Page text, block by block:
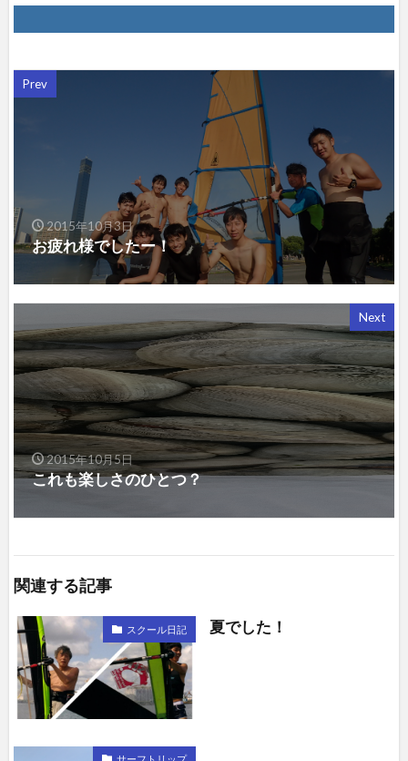
Prev
2015年10月3日
お疲れ様でしたー！
Next
2015年10月5日
これも楽しさのひとつ？
関連する記事
スクール日記 夏でした！